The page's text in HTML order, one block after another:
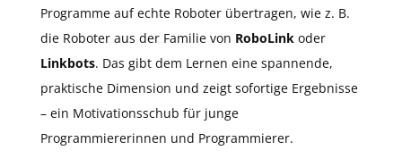
Programme auf echte Roboter übertragen, wie z. B.
die Roboter aus der Familie von RoboLink oder
Linkbots. Das gibt dem Lernen eine spannende,
praktische Dimension und zeigt sofortige Ergebnisse
– ein Motivationsschub für junge
Programmiererinnen und Programmierer.